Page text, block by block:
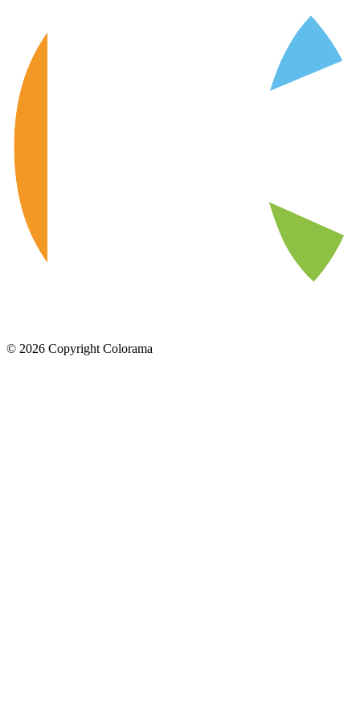
© 2026 Copyright Colorama